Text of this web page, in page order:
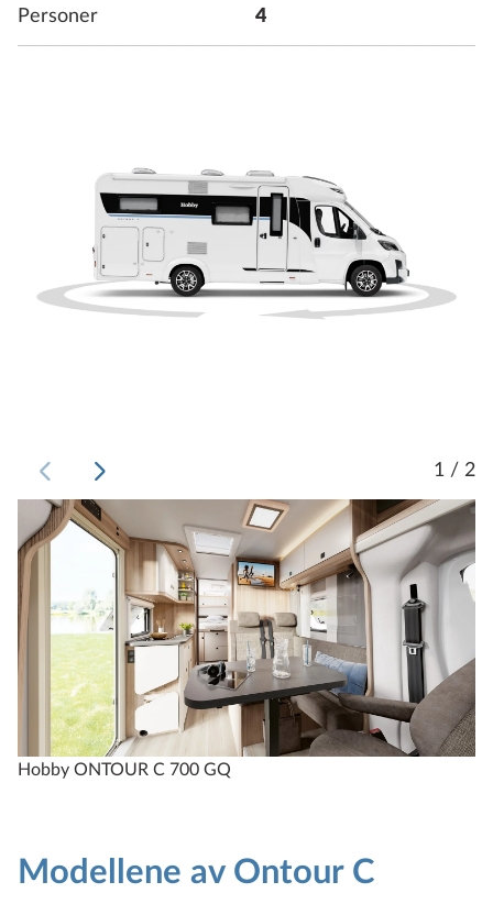
Personer 4
1 / 2
Hobby ONTOUR C 700 GQ
Modellene av Ontour C